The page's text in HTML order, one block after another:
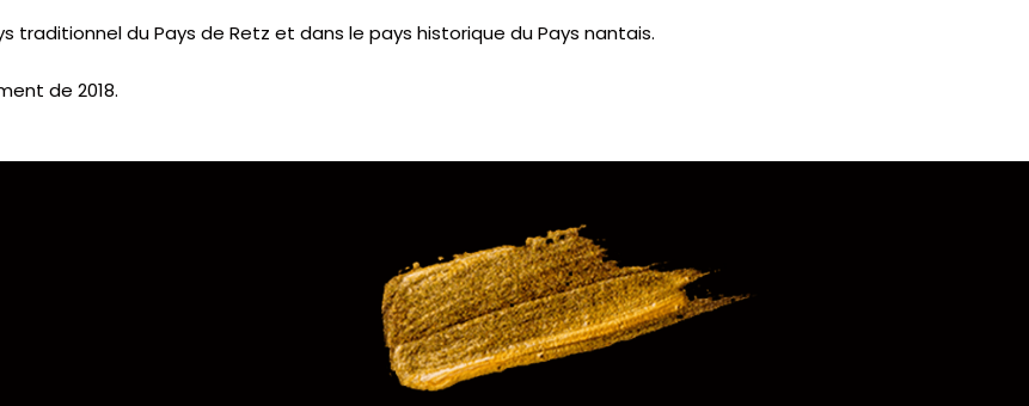
du Pays de Retz et dans le pays historique du Pays nantais.
de 2018.